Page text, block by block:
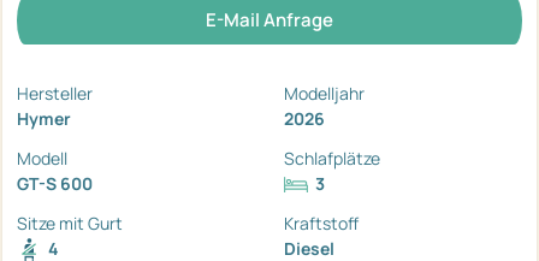
E-Mail Anfrage
Hersteller
Hymer
Modelljahr
2026
Modell
GT-S 600
Schlafplätze
3
Sitze mit Gurt
4
Kraftstoff
Diesel